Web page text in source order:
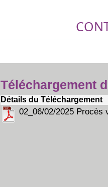
Téléchargement
Détails du Téléchargement
02_06/02/2025 Procès